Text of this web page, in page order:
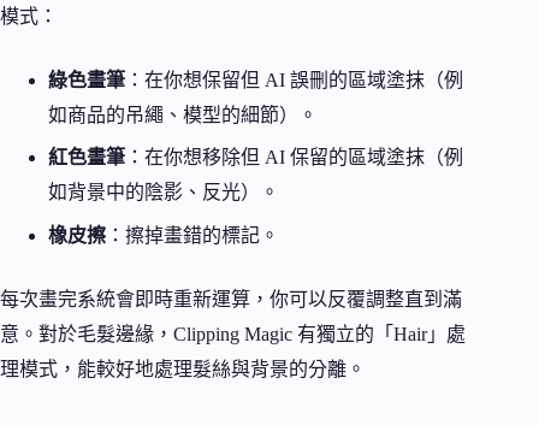
模式：
綠色畫筆 ：在你想保留但 AI 誤刪的區域塗抹（例
如商品的吊繩、模型的細節）。
紅色畫筆 ：在你想移除但 AI 保留的區域塗抹（例
如背景中的陰影、反光）。
橡皮擦：擦掉畫錯的標記。
每次畫完系統會即時重新運算，你可以反覆調整直到滿
意。對於毛髮邊緣，Clipping Magic 有獨立的「Hair」處
理模式，能較好地處理髮絲與背景的分離。